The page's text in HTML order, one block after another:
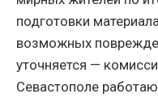
подготовки
возможных
уточняется —
Севастополе